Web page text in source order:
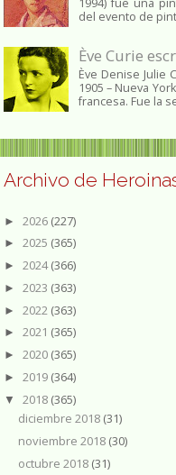
1994) fue una
del evento de
Ève Curie
Ève Denise Julie
1905 – Nueva
francesa. Fue la
Archivo de
► 2026 (227)
► 2025 (365)
► 2024(366)
► 2023 (363)
► 2022 (363)
► 2021 (365)
► 2020 (365)
► 2019 (364)
▼ 2018 (365)
diciembre 2018 (31)
noviembre 2018 (30)
octubre 2018 (31)